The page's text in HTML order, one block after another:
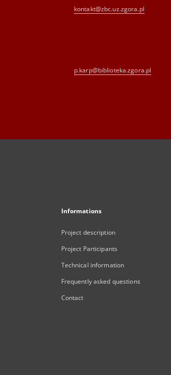
kontakt@zbc.uz.zgora.pl
p.karp@biblioteka.zgora.pl
Informations
Project description
Project Participants
Technical information
Frequently asked questions
Contact